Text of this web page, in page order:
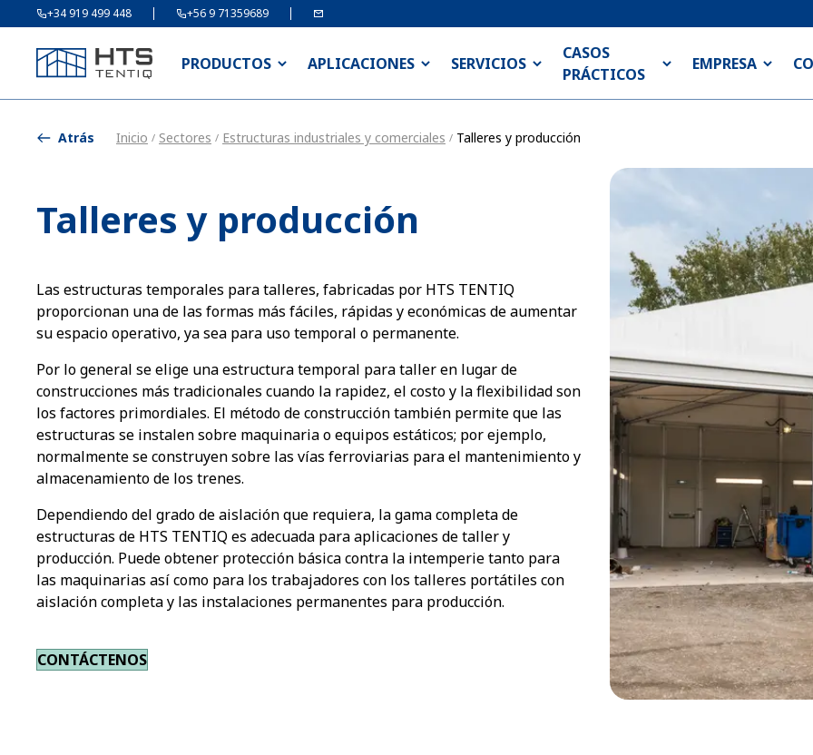
+34 919 499 448 +56 9 71359689
PRODUCTOS APLICACIONES SERVICIOS
CASOS
PRÁCTICOS
EMPRESA
Atrás Inicio / Sectores / Estructuras industriales y comerciales / Talleres y producción
Talleres y producción
Las estructuras temporales para talleres, fabricadas por HTS TENTIQ
proporcionan una de las formas más fáciles, rápidas y económicas de aumentar
su espacio operativo, ya sea para uso temporal o permanente.
Por lo general se elige una estructura temporal para taller en lugar de
construcciones más tradicionales cuando la rapidez, el costo y la flexibilidad son
los factores primordiales. El método de construcción también permite que las
estructuras se instalen sobre maquinaria o equipos estáticos; por ejemplo,
normalmente se construyen sobre las vías ferroviarias para el mantenimiento y
almacenamiento de los trenes.
Dependiendo del grado de aislación que requiera, la gama completa de
estructuras de HTS TENTIQ es adecuada para aplicaciones de taller y
producción. Puede obtener protección básica contra la intemperie tanto para
las maquinarias así como para los trabajadores con los talleres portátiles con
aislación completa y las instalaciones permanentes para producción.
CONTÁCTENOS